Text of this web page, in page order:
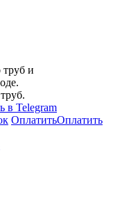
и
ОплатитьОплатить